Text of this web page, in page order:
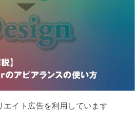
イト広告を利用しています